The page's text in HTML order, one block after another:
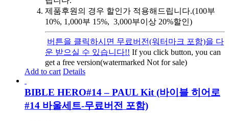
제품후원의 경우 할인가 적용해드립니다.(100부
10%, 1,000부 15%, 3,000부이상 20%할인)
버튼을 클릭하시면 무료버전(워터마크 포함)을 다
운 받으실 수 있습니다!! If you click button, you can
get a free version(watermarked Not for sale)
Add to cart Details
BIBLE HERO#14 – PAUL Kit (바이블 히어로
#14 바울세트-무료버전 포함)